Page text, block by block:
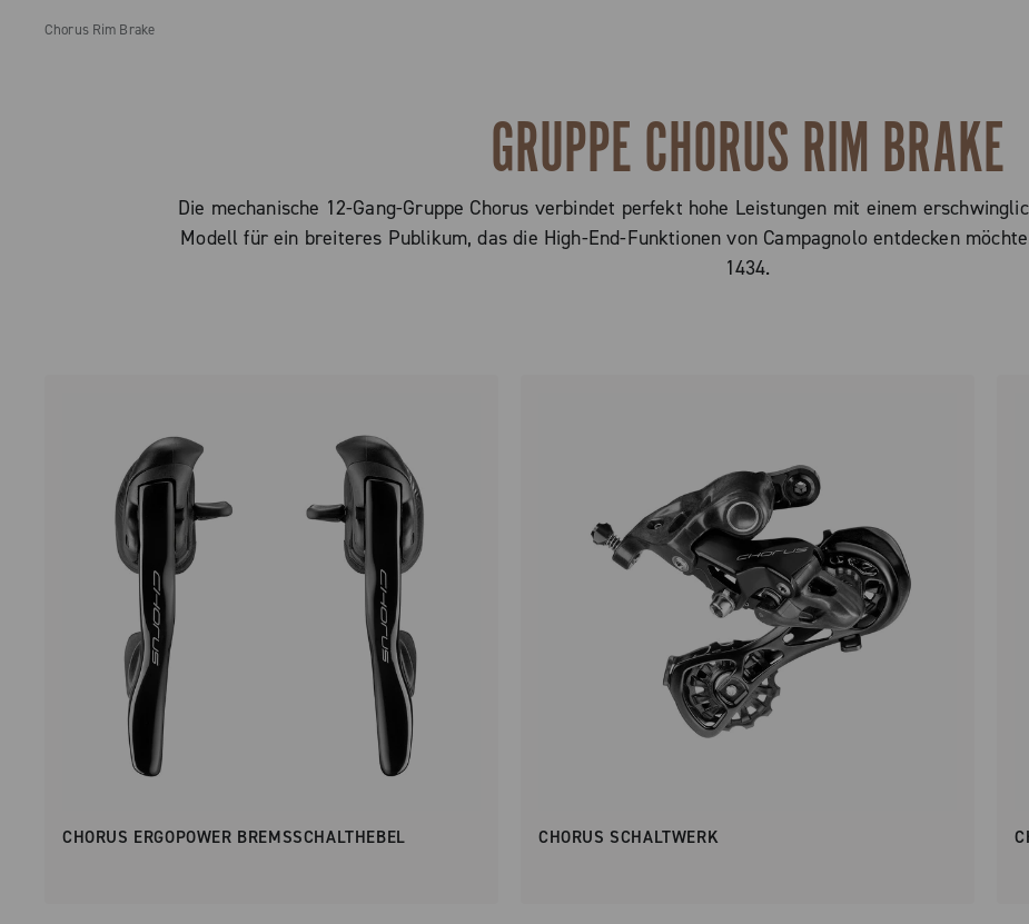
Chorus Rim Brake
GRUPPE CHORUS RIM BRAKE
Die mechanische 12-Gang-Gruppe Chorus verbindet perfekt hohe Leistungen mit einem
Modell für ein breiteres Publikum, das die High-End-Funktionen von Campagnolo entdecken
1434.
CHORUS ERGOPOWER BREMSSCHALTHEBEL CHORUS SCHALTWERK